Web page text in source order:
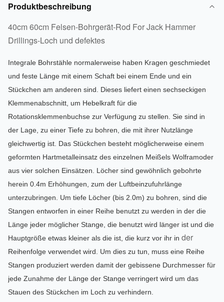
Produktbeschreibung
40cm 60cm Felsen-Bohrgerät-Rod For Jack Hammer
Drillings-Loch und defektes
Integrale Bohrstähle normalerweise haben Kragen geschmiedet
und feste Länge mit einem Schaft bei einem Ende und ein
Stückchen am anderen sind
Dieses liefert einen sechseckigen
Klemmenabschnitt, um Hebelkraft für die
Rotationsklemmenbuchse zur Verfügung zu stellen. Sie sind in
der Lage, zu einer Tiefe zu bohren, die mit ihrer Nutzlänge
gleichwertig ist. Das Stückchen besteht möglicherweise einem
geformten Hartmetalleinsatz des einzelnen Meißels Wolframoder
aus vier solchen Einsätzen. Löcher sind gewöhnlich gebohrte
herein 0.4m Erhöhungen, zum der Luftbeinzufuhrlänge
unterzubringen. Um tiefe Löcher (bis 2.0m) zu bohren , sind die
Stangen entworfen in einer Reihe benutzt zu werden in der die
Länge jeder möglicher Stange, die benutzt wird länger ist und die
Hauptgröße etwas kleiner als die ist, die kurz vor ihr in der
Reihenfolge verwendet wird. Um dies zu tun, muss eine Reihe
Stangen produziert werden damit der gebissene Durchmesser für
jede Zunahme der Länge der Stange verringert wird um das
Stauen des Stückchen im Loch zu verhindern.